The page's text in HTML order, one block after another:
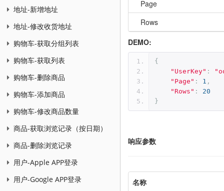
地址-新增地址
地址-修改收货地址
购物车-获取分组列表
购物车-获取列表
购物车-删除商品
购物车-添加商品
购物车-修改商品数量
商品-获取浏览记录（按日期）
商品-删除浏览记录
用户-Apple APP登录
用户-Google APP登录
Page
Rows
DEMO:
{
"UserKey" :
"Page" : 1 ,
"Rows" :
20
}
响应参数
名称